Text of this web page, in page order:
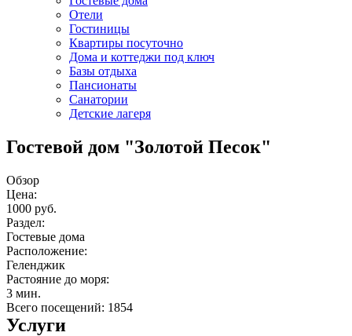
Отели
Гостиницы
Квартиры посуточно
Дома и коттеджи под ключ
Базы отдыха
Пансионаты
Санатории
Детские лагеря
Гостевой дом "Золотой Песок"
Обзор
Цена:
1000 руб.
Раздел:
Гостевые дома
Расположение:
Геленджик
Растояние до моря:
3 мин.
Всего посещений: 1854
Услуги